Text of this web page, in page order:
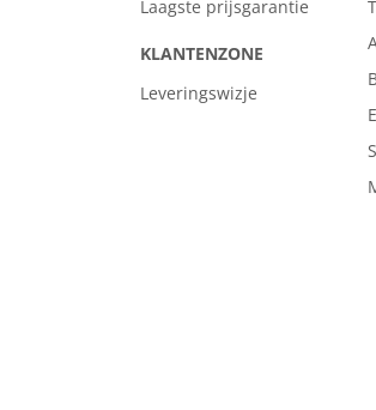
Laagste prijsgarantie
KLANTENZONE
Leveringswizje